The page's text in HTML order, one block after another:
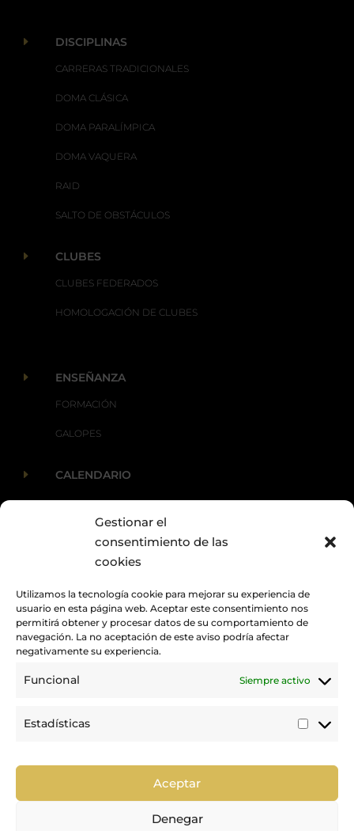
Gestionar el
consentimiento de las
cookies
Utilizamos la tecnología cookie para mejorar su experiencia de
usuario en esta página web. Aceptar este consentimiento nos
permitirá obtener y procesar datos de su comportamiento de
navegación. La no aceptación de este aviso podría afectar
negativamente su experiencia.
Funcional Siempre activo
Estadísticas
Aceptar
Denegar
E DISCIPLINAS
CARRERAS TRADICIONALES
DOMA CLÁSICA
DOMA PARALÍMPICA
DOMA VAQUERA
RAID
SALTO DE OBSTÁCULOS
E CLUBES
CLUBES FEDERADOS
HOMOLOGACIÓN DE CLUBES
E ENSEÑANZA
FORMACIÓN
GALOPES
E CALENDARIO
ACTUALIDAD
Promovemos y desarrollamos la práctica de la hípica en Canarias.